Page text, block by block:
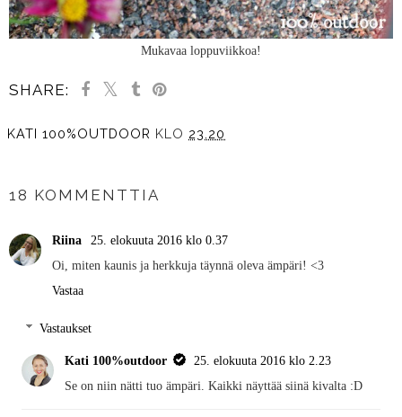
Mukavaa loppuviikkoa!
SHARE:
KATI 100%OUTDOOR KLO 23.20
18 KOMMENTTIA
Riina
25. elokuuta 2016 klo 0.37
Oi, miten kaunis ja herkkuja täynnä oleva ämpäri! <3
Vastaa
Vastaukset
Kati 100%outdoor
25. elokuuta 2016 klo 2.23
Se on niin nätti tuo ämpäri. Kaikki näyttää siinä kivalta :D